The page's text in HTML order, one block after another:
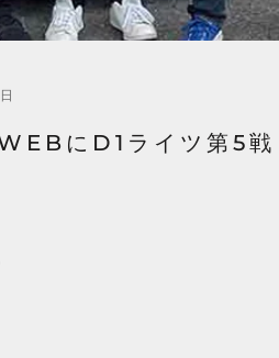
にD1ライツ第5戦